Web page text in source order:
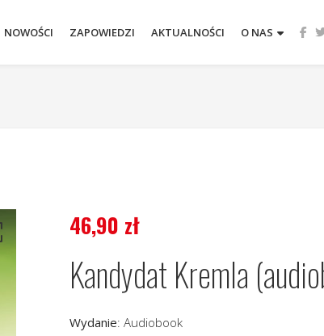
NOWOŚCI ZAPOWIEDZI AKTUALNOŚCI O NAS
46,90 zł
Kandydat Kremla
Wydanie: Audiobook